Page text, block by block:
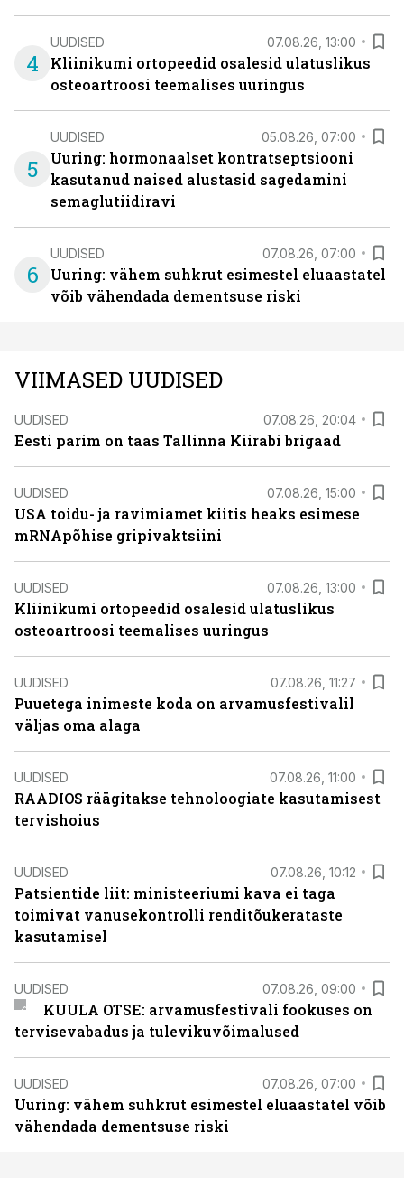
4
UUDISED 07.08.26, 13:00
Kliinikumi ortopeedid osalesid ulatuslikus
osteoartroosi teemalises uuringus
5
UUDISED 05.08.26, 07:00
Uuring: hormonaalset kontratseptsiooni
kasutanud naised alustasid sagedamini
semaglutiidiravi
6
UUDISED 07.08.26, 07:00
Uuring: vähem suhkrut esimestel eluaastatel
võib vähendada dementsuse riski
VIIMASED UUDISED
UUDISED 07.08.26, 20:04
Eesti parim on taas Tallinna Kiirabi brigaad
UUDISED 07.08.26, 15:00
USA toidu- ja ravimiamet kiitis heaks esimese
mRNApõhise gripivaktsiini
UUDISED 07.08.26, 13:00
Kliinikumi ortopeedid osalesid ulatuslikus
osteoartroosi teemalises uuringus
UUDISED 07.08.26, 11:27
Puuetega inimeste koda on arvamusfestivalil
väljas oma alaga
UUDISED 07.08.26, 11:00
RAADIOS räägitakse tehnoloogiate kasutamisest
tervishoius
UUDISED 07.08.26, 10:12
Patsientide liit: ministeeriumi kava ei taga
toimivat vanusekontrolli renditõukerataste
kasutamisel
UUDISED 07.08.26, 09:00
KUULA OTSE: arvamusfestivali fookuses on
tervisevabadus ja tulevikuvõimalused
UUDISED 07.08.26, 07:00
Uuring: vähem suhkrut esimestel eluaastatel võib
vähendada dementsuse riski